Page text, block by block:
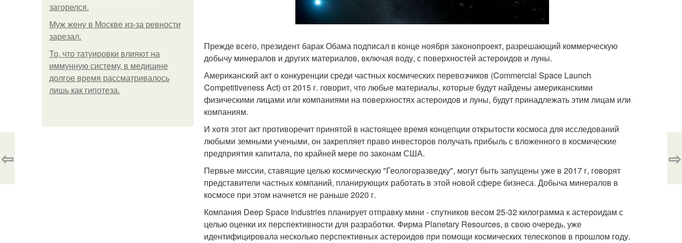
загорелся.
Mуж жену в Москве из-за ревности
зарезал.
То, что татуировки влияют на
иммунную систему, в медицине
долгое время рассматривалось
лишь как гипотеза.
Прежде всего, президент барак Обама подписал в конце ноября законопроект, разрешающий коммерческую
добычу минералов и других материалов, включая воду, с поверхностей астероидов и луны.
Американский акт о конкуренции среди частных космических перевозчиков (Commercial Space Launch
Competitiveness Act) от 2015 г. говорит, что любые материалы, которые будут найдены американскими
физическими лицами или компаниями на поверхностях астероидов и луны, будут принадлежать этим лицам или
компаниям.
И хотя этот акт противоречит принятой в настоящее время концепции открытости космоса для исследований
любыми земными учеными, он закрепляет право инвесторов получать прибыль с вложенного в космические
предприятия капитала, по крайней мере по законам США.
Первые миссии, ставящие целью космическую "Геологоразведку", могут быть запущены уже в 2017 г, говорят
представители частных компаний, планирующих работать в этой новой сфере бизнеса. Добыча минералов в
космосе при этом начнется не раньше 2020 г.
Компания Deep Space Industries планирует отправку мини - спутников весом 25-32 килограмма к астероидам с
целью оценки их перспективности для разработки. Фирма Planetary Resources, в свою очередь, уже
идентифицировала несколько перспективных астероидов при помощи космических телескопов в прошлом году.
⇦ ⇨